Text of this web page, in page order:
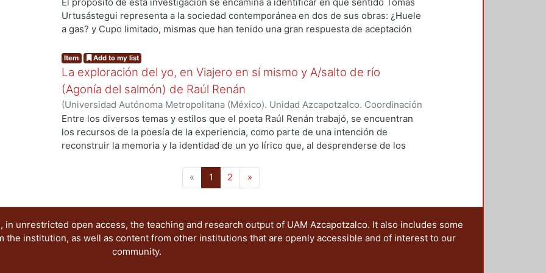
análisis autobiográfico en escritores mexicanos del siglo XX.
Urtusástegui representa a la sociedad contemporánea en dos de sus obras: ¿Huele
a gas? y Cupo limitado, mismas que han tenido una gran respuesta de aceptación
en Japón, en tanto en EUA se han representado en inglés y en español.
Item Add to my list
La exploración del yo, en Viajero en sí mismo y A/salto de río
(Agonía del salmón) de Raúl Renán
(Universidad Autónoma Metropolitana (México). Unidad Azcapotzalco. Coordinación
de Servicios de Información.,2019)Estrada Velázquez, Alejandra
Entre los diversos temas y estilos que el poeta Raúl Renán trabajó, se encuentran
los recursos de la poesía de la experiencia, como parte de una intención de
reconstruir la memoria y la identidad de un yo lírico que, al desprenderse de los
yo lírico se construye a partir de la forma del discurso que, al mismo tiempo, es
determinada por la experiencia. En estas dos obras, de técnicas diversas, Renán
expresivos que en ambos libros conducen a ese objetivo: el autoconocimiento.
« 1 (current)
2 »
unrestricted open access, the teaching and research output of UAM Azcapotzalco. It also includes some
the institution, as well as content from other institutions that are openly accessible and of interest to our
community.